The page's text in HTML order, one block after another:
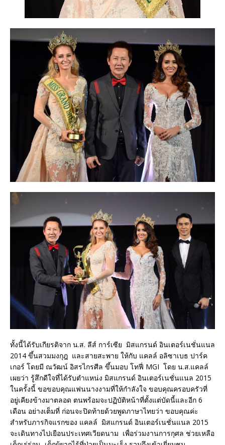
ทั้งนี้ได้รับเกียรติจาก น.ส. ลีส์ การ์เซีย มิสแกรนด์ อินเตอร์เนชั่นแนล
2014 ขึ้นสวมมงกุฎ และสายสะพาย ให้กับ แคลล์ อลิซาเบธ ปาร์ค
เกอร์ โดยมี ณวัฒน์ อิสรไกรศีล ขึ้นมอบ โทฟี่ MGI โดย น.ส.แคลล์
เผยว่า รู้สึกดีใจที่ได้รับตำแหน่ง มิสแกรนด์ อินเตอร์เนชั่นแนล 2015
ในครั้งนี้ ขอขอบคุณแฟนนางงามที่ให้กำลังใจ ขอบคุณครอบครัวที่
อยู่เคียงข้างมาตลอด ตนพร้อมจะปฏิบัติหน้าที่ตั้งแต่บัดนี้และอีก 6
เดือน อย่างเต็มที่ ก่อนจะปิดท้ายด้วยพูดภาษาไทยว่า ขอบคุณค่ะ
สำหรับภารกิจแรกของ แคลล์ มิสแกรนด์ อินเตอร์เนชั่นแนล 2015
จะเดินทางไปเยือนประเทศเวียดนาม เพื่อร่วมงานการกุศล ช่วยเหลือ